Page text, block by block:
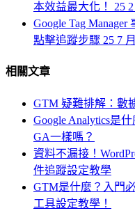
本效益最大化！
25
Google Tag
點擊追蹤步驟 25 7
相關文章
GTM 疑難排解：數
Google Analytics是
GA一樣嗎？
資料不漏接！
件追蹤設定教學
GTM是什麼？入門
工具設定教學！